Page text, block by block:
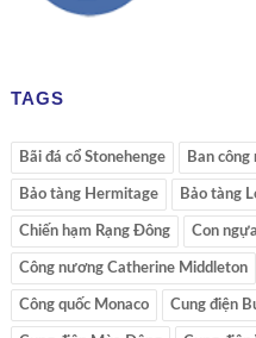
TAGS
Bãi đá cổ Stonehenge Ban công
Bảo tàng Hermitage Bảo tàng
Chiến hạm Rạng Đông Con
Công nương Catherine Middleton
Công quốc Monaco Cung điện